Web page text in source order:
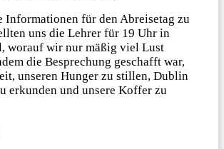
Informationen für den Abreisetag zu
uns die Lehrer für 19 Uhr in
worauf wir nur mäßig viel Lust
die Besprechung geschafft war,
unseren Hunger zu stillen, Dublin
erkunden und unsere Koffer zu